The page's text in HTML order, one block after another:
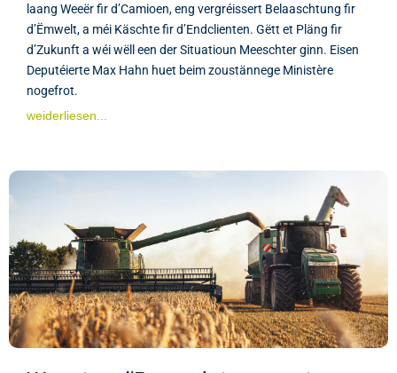
laang Weeër fir d’Camioen, eng vergréissert Belaaschtung fir
d’Ëmwelt, a méi Käschte fir d’Endclienten. Gëtt et Pläng fir
d’Zukunft a wéi wëll een der Situatioun Meeschter ginn. Eisen
Deputéierte Max Hahn huet beim zoustännege Ministère
nogefrot.
weiderliesen...